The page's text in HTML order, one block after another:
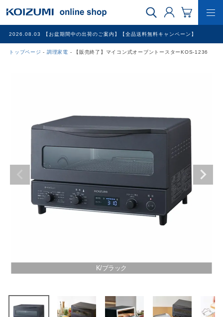
2026.08.03 【お盆期間中の出荷のご案内】【全品送料無料キャンペーン】
トップページ 調理家電 【販売終了】マイコン式オーブントースターKOS-1236
調理家電
冷暖房家電
その他
ブログ
K/ブラック